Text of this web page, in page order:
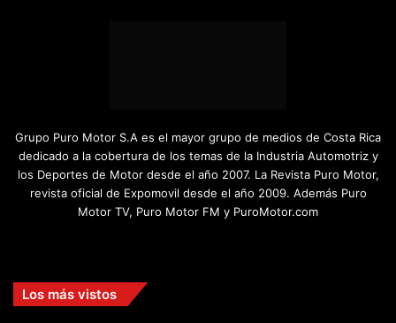
Grupo Puro Motor S.A es el mayor grupo de medios de Costa Rica
dedicado a la cobertura de los temas de la Industria Automotriz y
los Deportes de Motor desde el año 2007. La Revista Puro Motor,
revista oficial de Expomovil desde el año 2009. Además Puro
Motor TV, Puro Motor FM y PuroMotor.com
Los más vistos